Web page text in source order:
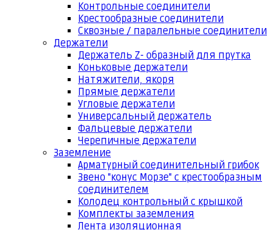
Контрольные соединители
Крестообразные соединители
Сквозные / паралельные соединители
Держатели
Держатель Z- образный для прутка
Коньковые держатели
Натяжители, якоря
Прямые держатели
Угловые держатели
Универсальный держатель
Фальцевые держатели
Черепичные держатели
Заземление
Арматурный соединительный грибок
Звено "конус Морзе" с крестообразным
соединителем
Колодец контрольный с крышкой
Комплекты заземления
Лента изоляционная